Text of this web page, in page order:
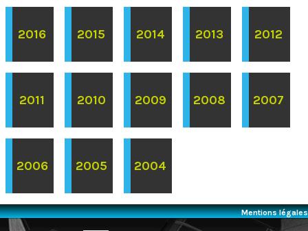
2016 2015 2014 2013 2012
2011 2010 2009 2008 2007
2006 2005 2004
Mentions légales